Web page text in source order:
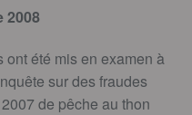
2008
été mis en examen à
sur des fraudes
de pêche au thon